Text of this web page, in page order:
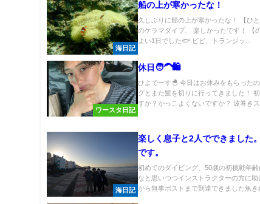
海日記
船の上が寒かったな！
久しぶりに船の上が寒かったな！ 【ひ
のケラマダイブ、 楽しかったです！ 【
よい1日でした🐟 ビビ、トランジッ...
ワースタ日記
休日🧑‍🦱🛍️
ひよでーす🐣 今日はお休みをもらった
グとまた髪を切りに行ってきました！
すか？かっこよくないですか？ 波巻きス
海日記
楽しく息子と2人でできました
です。
初めてのダイビング、50歳の初挑戦年
なと思いつつインストラクターの方に助
がら無事ポストまで到達できました魚き